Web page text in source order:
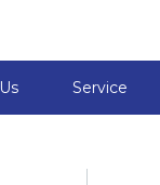
Service